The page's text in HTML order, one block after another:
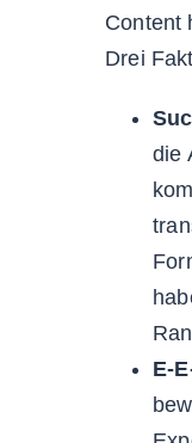
Content
Drei
die
E-